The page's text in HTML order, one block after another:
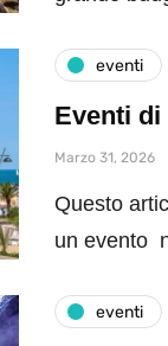
eventi
Eventi di
Marzo 31, 2026
Questo
un evento
eventi